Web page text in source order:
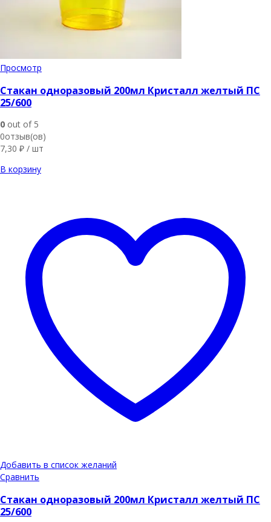
Просмотр
Стакан одноразовый 200мл Кристалл желтый ПС
25/600
0 out of 5
0отзыв(ов)
7,30 ₽ / шт
В корзину
Добавить в список желаний
Сравнить
Стакан одноразовый 200мл Кристалл желтый ПС
25/600